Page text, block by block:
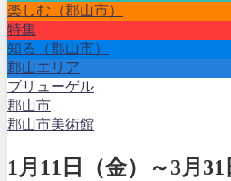
楽しむ（郡山市）
特集
知る（郡山市）
郡山エリア
ブリューゲル
郡山市
郡山市美術館
1月11日（金）～3月